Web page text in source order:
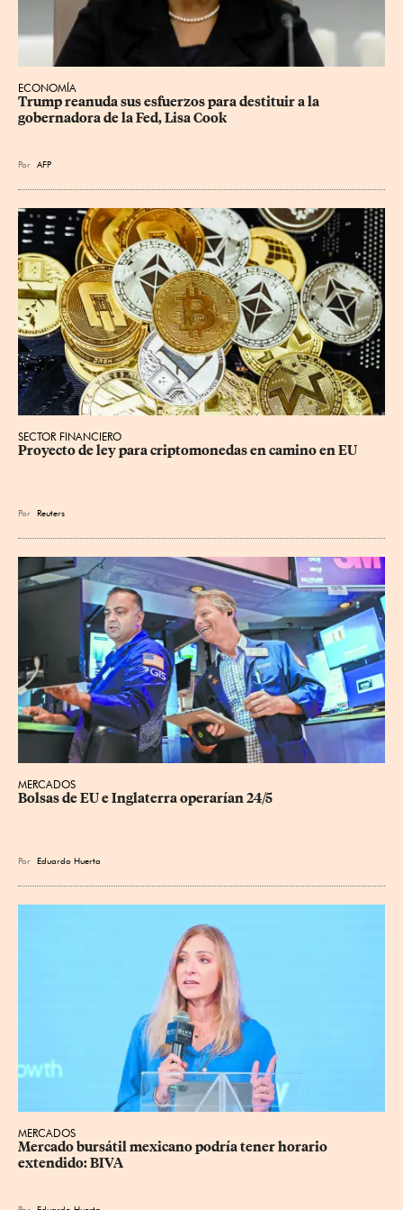
ECONOMÍA
Trump reanuda sus esfuerzos para destituir a la
gobernadora de la Fed, Lisa Cook
Por AFP
SECTOR FINANCIERO
Proyecto de ley para criptomonedas en camino en EU
Por Reuters
MERCADOS
Bolsas de EU e Inglaterra operarían 24/5
Por Eduardo Huerta
MERCADOS
Mercado bursátil mexicano podría tener horario
extendido: BIVA